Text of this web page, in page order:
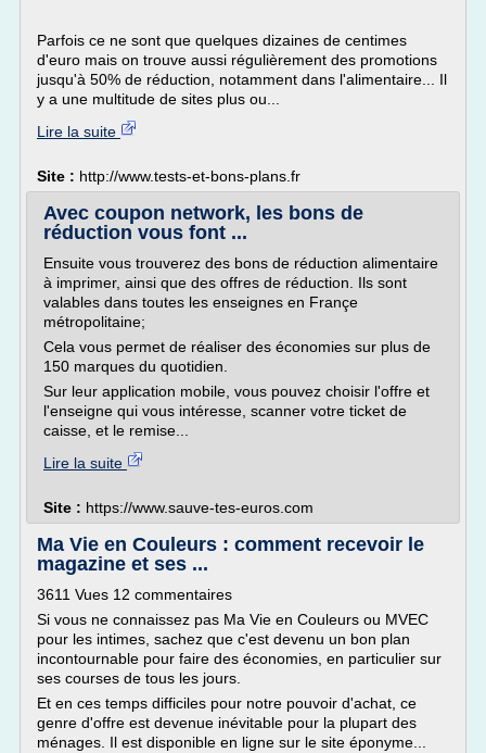
Parfois ce ne sont que quelques dizaines de centimes
d'euro mais on trouve aussi régulièrement des promotions
jusqu'à 50% de réduction, notamment dans l'alimentaire... Il
y a une multitude de sites plus ou...
Lire la suite
Site : http://www.tests-et-bons-plans.fr
Avec coupon network, les bons de
réduction vous font ...
Ensuite vous trouverez des bons de réduction alimentaire
à imprimer, ainsi que des offres de réduction. Ils sont
valables dans toutes les enseignes en Françe
métropolitaine;
Cela vous permet de réaliser des économies sur plus de
150 marques du quotidien.
Sur leur application mobile, vous pouvez choisir l'offre et
l'enseigne qui vous intéresse, scanner votre ticket de
caisse, et le remise...
Lire la suite
Site : https://www.sauve-tes-euros.com
Ma Vie en Couleurs : comment recevoir le
magazine et ses ...
3611 Vues 12 commentaires
Si vous ne connaissez pas Ma Vie en Couleurs ou MVEC
pour les intimes, sachez que c'est devenu un bon plan
incontournable pour faire des économies, en particulier sur
ses courses de tous les jours.
Et en ces temps difficiles pour notre pouvoir d'achat, ce
genre d'offre est devenue inévitable pour la plupart des
ménages. Il est disponible en ligne sur le site éponyme...